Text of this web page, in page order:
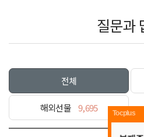
질문과
전체
해외선물 9,695 Tocplus